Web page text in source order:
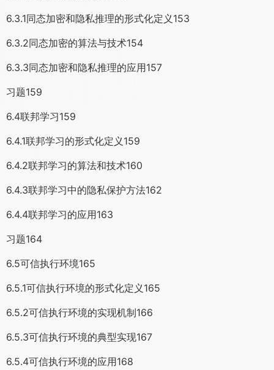
6.3.1同态加密和隐私推理的形式化定义153
6.3.2同态加密的算法与技术154
6.3.3同态加密和隐私推理的应用157
习题159
6.4联邦学习159
6.4.1联邦学习的形式化定义159
6.4.2联邦学习的算法和技术160
6.4.3联邦学习中的隐私保护方法162
6.4.4联邦学习的应用163
习题164
6.5可信执行环境165
6.5.1可信执行环境的形式化定义165
6.5.2可信执行环境的实现机制166
6.5.3可信执行环境的典型实现167
6.5.4可信执行环境的应用168